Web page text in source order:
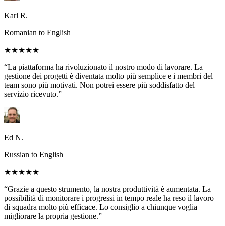
Karl R.
Romanian to English
★★★★★
“La piattaforma ha rivoluzionato il nostro modo di lavorare. La
gestione dei progetti è diventata molto più semplice e i membri del
team sono più motivati. Non potrei essere più soddisfatto del
servizio ricevuto.”
Ed N.
Russian to English
★★★★★
“Grazie a questo strumento, la nostra produttività è aumentata. La
possibilità di monitorare i progressi in tempo reale ha reso il lavoro
di squadra molto più efficace. Lo consiglio a chiunque voglia
migliorare la propria gestione.”